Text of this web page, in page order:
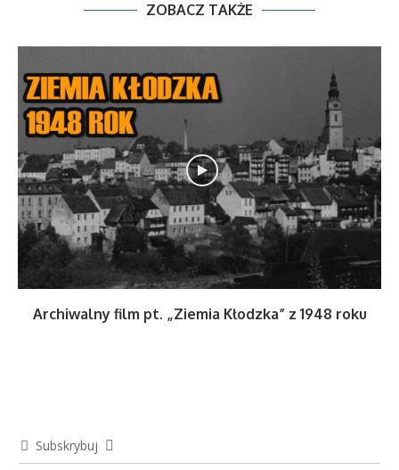
ZOBACZ TAKŻE
Archiwalny film pt. „Ziemia Kłodzka” z 1948 roku
Subskrybuj